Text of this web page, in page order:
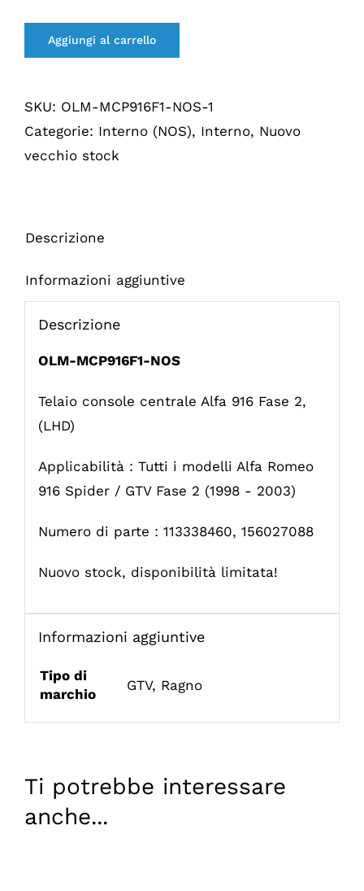
Aggiungi al carrello
SKU: OLM-MCP916F1-NOS-1
Categorie: Interno (NOS), Interno, Nuovo
vecchio stock
Descrizione
Informazioni aggiuntive
Descrizione
OLM-MCP916F1-NOS
Telaio console centrale Alfa 916 Fase 2,
(LHD)
Applicabilità : Tutti i modelli Alfa Romeo
916 Spider / GTV Fase 2 (1998 - 2003)
Numero di parte : 113338460, 156027088
Nuovo stock, disponibilità limitata!
Informazioni aggiuntive
Tipo di
marchio
GTV, Ragno
Ti potrebbe interessare
anche...